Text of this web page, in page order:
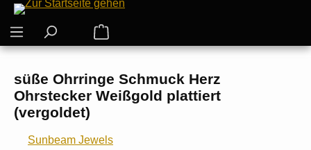
Zum Hauptinhalt springen
Warenkorb enthält 0 Positionen. Der
süße Ohrringe Schmuck Herz
Ohrstecker Weißgold plattiert
(vergoldet)
Sunbeam Jewels